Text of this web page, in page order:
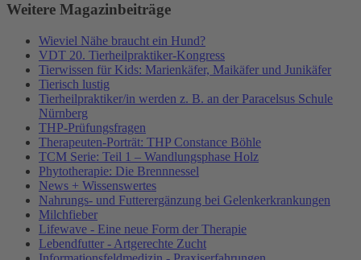
Weitere Magazinbeiträge
Wieviel Nähe braucht ein Hund?
VDT 20. Tierheilpraktiker-Kongress
Tierwissen für Kids: Marienkäfer, Maikäfer und Junikäfer
Tierisch lustig
Tierheilpraktiker/in werden z. B. an der Paracelsus Schule
Nürnberg
THP-Prüfungsfragen
Therapeuten-Porträt: THP Constance Böhle
TCM Serie: Teil 1 – Wandlungsphase Holz
Phytotherapie: Die Brennnessel
News + Wissenswertes
Nahrungs- und Futterergänzung bei Gelenkerkrankungen
Milchfieber
Lifewave - Eine neue Form der Therapie
Lebendfutter - Artgerechte Zucht